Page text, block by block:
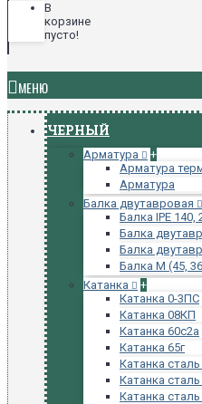
В
корзине
пусто!
МЕНЮ
ЧЕРНЫЙ
Арматура
+
Арматура
Арматура
Балка двутавровая
Балка IPE 140,
Балка
Балка
Балка М (45,
Катанка
+
Катанка 0-3ПС
Катанка 08КП
Катанка 60с2а
Катанка 65г
Катанка сталь
Катанка сталь
Катанка сталь